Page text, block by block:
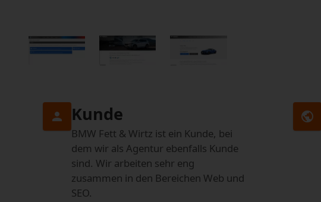
person Kunde
BMW Fett & Wirtz ist ein Kunde, bei
dem wir als Agentur ebenfalls Kunde
sind. Wir arbeiten sehr eng
zusammen in den Bereichen Web und
SEO.
public